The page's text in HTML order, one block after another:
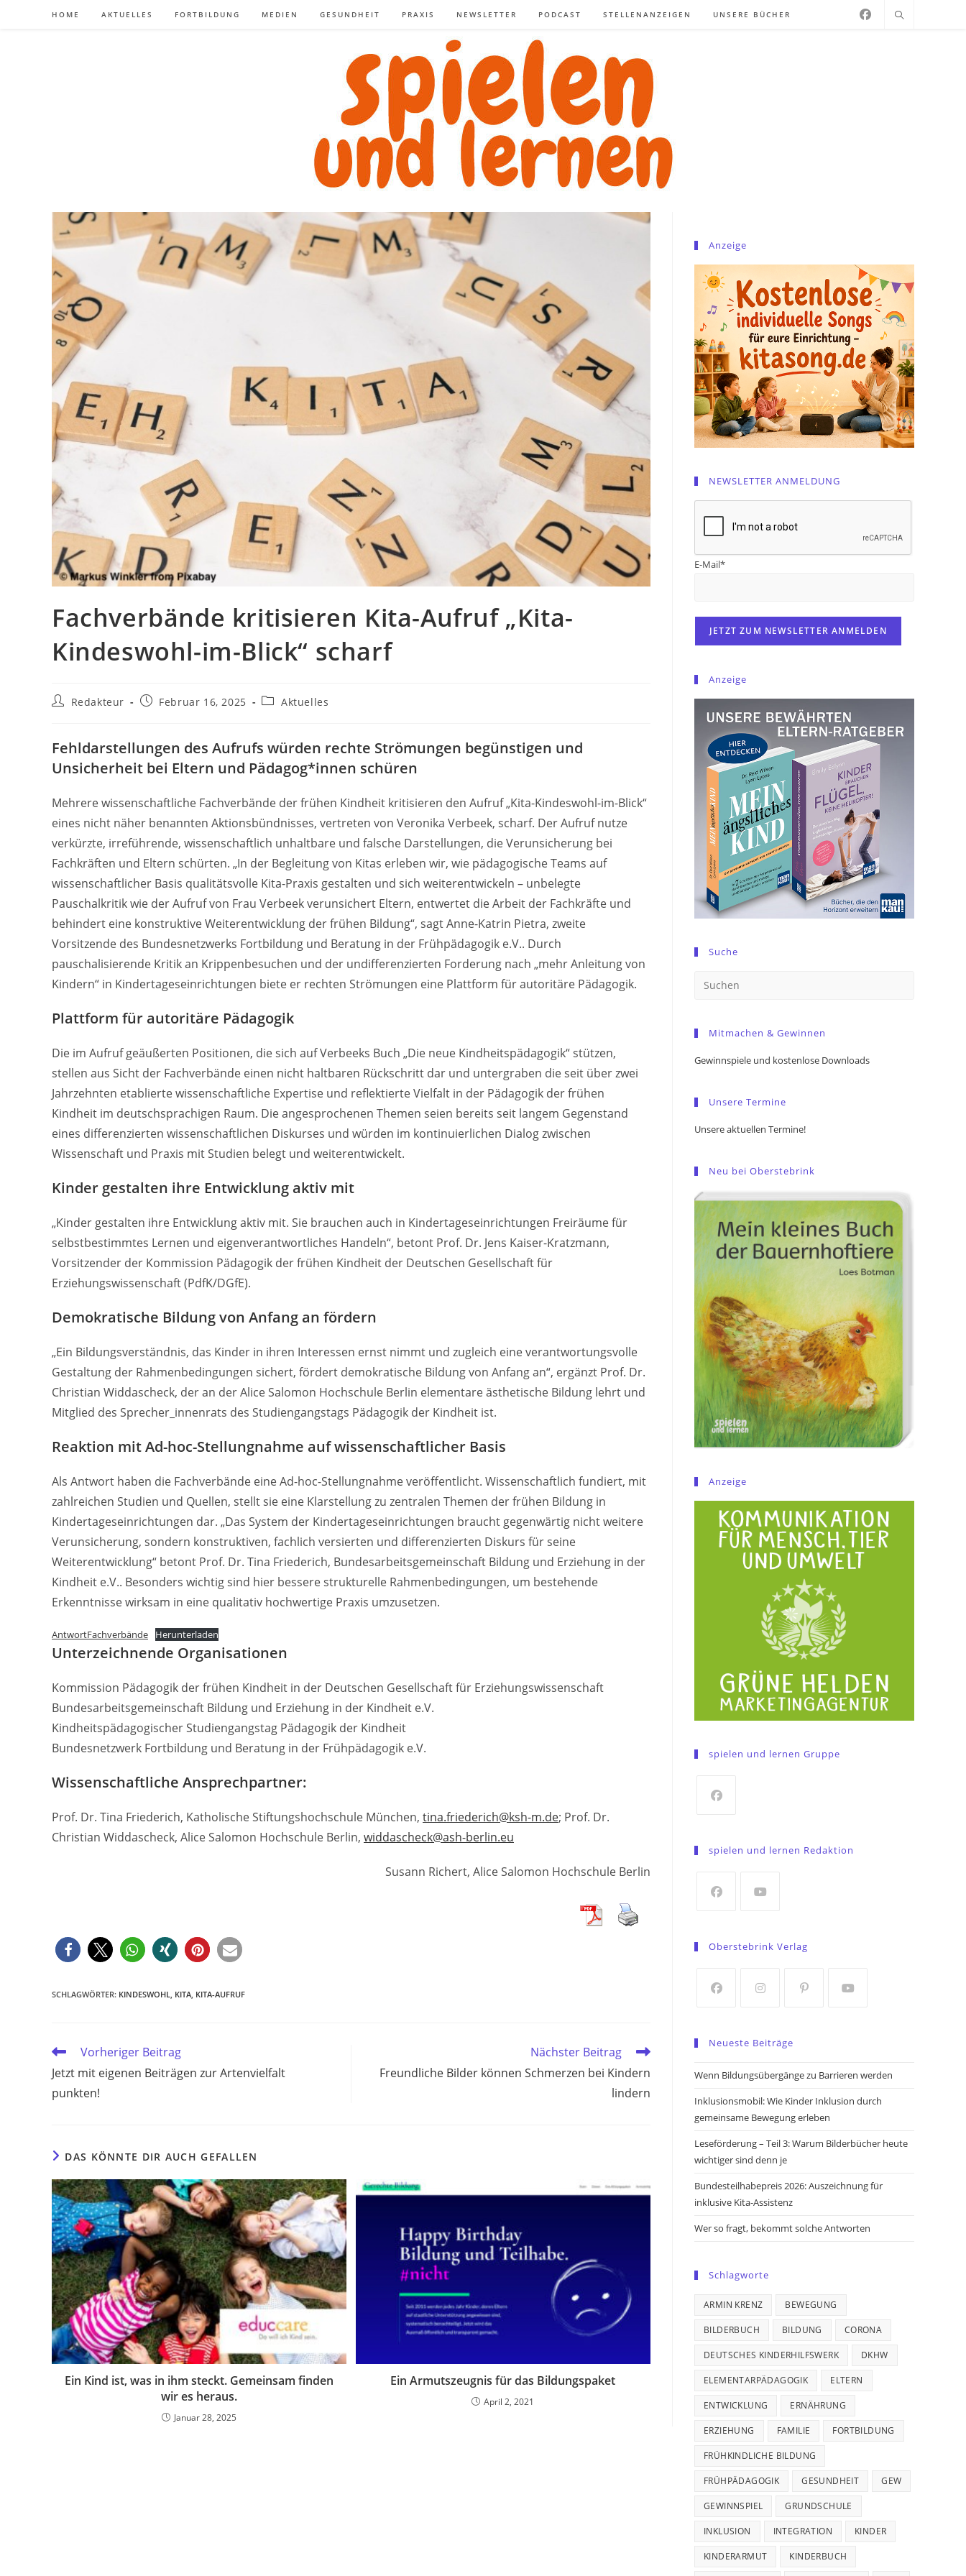
HOME AKTUELLES FORTBILDUNG MEDIEN GESUNDHEIT PRAXIS NEWSLETTER PODCAST STELLENANZEIGEN UNSERE BÜCHER
Fachverbände kritisieren Kita-Aufruf „Kita-
Kindeswohl-im-Blick“ scharf
Beitrags-
Redakteur
BeitragFebruar 16, 2025
Beitrags-
Aktuelles
Fehldarstellungen des Aufrufs würden rechte Strömungen begünstigen und
Unsicherheit bei Eltern und Pädagog*innen schüren
Mehrere wissenschaftliche Fachverbände der frühen Kindheit kritisieren den Aufruf „Kita-Kindeswohl-im-Blick“
eines nicht näher benannten Aktionsbündnisses, vertreten von Veronika Verbeek, scharf. Der Aufruf nutze
verkürzte, irreführende, wissenschaftlich unhaltbare und falsche Darstellungen, die Verunsicherung bei
Fachkräften und Eltern schürten. „In der Begleitung von Kitas erleben wir, wie pädagogische Teams auf
wissenschaftlicher Basis qualitätsvolle Kita-Praxis gestalten und sich weiterentwickeln – unbelegte
Pauschalkritik wie der Aufruf von Frau Verbeek verunsichert Eltern, entwertet die Arbeit der Fachkräfte und
behindert eine konstruktive Weiterentwicklung der frühen Bildung“, sagt Anne-Katrin Pietra, zweite
Vorsitzende des Bundesnetzwerks Fortbildung und Beratung in der Frühpädagogik e.V.. Durch
pauschalisierende Kritik an Krippenbesuchen und der undifferenzierten Forderung nach „mehr Anleitung von
Kindern“ in Kindertageseinrichtungen biete er rechten Strömungen eine Plattform für autoritäre Pädagogik.
Plattform für autoritäre Pädagogik
Die im Aufruf geäußerten Positionen, die sich auf Verbeeks Buch „Die neue Kindheitspädagogik“ stützen,
stellen aus Sicht der Fachverbände einen nicht haltbaren Rückschritt dar und untergraben die seit über zwei
Jahrzehnten etablierte wissenschaftliche Expertise und reflektierte Vielfalt in der Pädagogik der frühen
Kindheit im deutschsprachigen Raum. Die angesprochenen Themen seien bereits seit langem Gegenstand
eines differenzierten wissenschaftlichen Diskurses und würden im kontinuierlichen Dialog zwischen
Wissenschaft und Praxis mit Studien belegt und weiterentwickelt.
Kinder gestalten ihre Entwicklung aktiv mit
„Kinder gestalten ihre Entwicklung aktiv mit. Sie brauchen auch in Kindertageseinrichtungen Freiräume für
selbstbestimmtes Lernen und eigenverantwortliches Handeln“, betont Prof. Dr. Jens Kaiser-Kratzmann,
Vorsitzender der Kommission Pädagogik der frühen Kindheit der Deutschen Gesellschaft für
Erziehungswissenschaft (PdfK/DGfE).
Demokratische Bildung von Anfang an fördern
„Ein Bildungsverständnis, das Kinder in ihren Interessen ernst nimmt und zugleich eine verantwortungsvolle
Gestaltung der Rahmenbedingungen sichert, fördert demokratische Bildung von Anfang an“, ergänzt Prof. Dr.
Christian Widdascheck, der an der Alice Salomon Hochschule Berlin elementare ästhetische Bildung lehrt und
Mitglied des Sprecher_innenrats des Studiengangstags Pädagogik der Kindheit ist.
Reaktion mit Ad-hoc-Stellungnahme auf wissenschaftlicher Basis
Als Antwort haben die Fachverbände eine Ad-hoc-Stellungnahme veröffentlicht. Wissenschaftlich fundiert, mit
zahlreichen Studien und Quellen, stellt sie eine Klarstellung zu zentralen Themen der frühen Bildung in
Kindertageseinrichtungen dar. „Das System der Kindertageseinrichtungen braucht gegenwärtig nicht weitere
Verunsicherung, sondern konstruktiven, fachlich versierten und differenzierten Diskurs für seine
Weiterentwicklung“ betont Prof. Dr. Tina Friederich, Bundesarbeitsgemeinschaft Bildung und Erziehung in der
Kindheit e.V.. Besonders wichtig sind hier bessere strukturelle Rahmenbedingungen, um bestehende
Erkenntnisse wirksam in eine qualitativ hochwertige Praxis umzusetzen.
AntwortFachverbände Herunterladen
Unterzeichnende Organisationen
Kommission Pädagogik der frühen Kindheit in der Deutschen Gesellschaft für Erziehungswissenschaft
Bundesarbeitsgemeinschaft Bildung und Erziehung in der Kindheit e.V.
Kindheitspädagogischer Studiengangstag Pädagogik der Kindheit
Bundesnetzwerk Fortbildung und Beratung in der Frühpädagogik e.V.
Wissenschaftliche Ansprechpartner:
Prof. Dr. Tina Friederich, Katholische Stiftungshochschule München, tina.friederich@ksh-m.de; Prof. Dr.
Christian Widdascheck, Alice Salomon Hochschule Berlin, widdascheck@ash-berlin.eu
Susann Richert, Alice Salomon Hochschule Berlin
SCHLAGWÖRTER: KINDESWOHL KITA KITA-AUFRUF
Weitere
ansehen
Vorheriger Beitrag
Jetzt mit eigenen Beiträgen zur Artenvielfalt
punkten!
Nächster Beitrag
Freundliche Bilder können Schmerzen bei Kindern
lindern
DAS KÖNNTE DIR AUCH GEFALLEN
Ein Kind ist, was in ihm steckt. Gemeinsam finden
wir es heraus.
Januar 28, 2025
Ein Armutszeugnis für das Bildungspaket
April 2, 2021
Anzeige
NEWSLETTER ANMELDUNG
E-Mail*
Anzeige
Suche
Mitmachen & Gewinnen
Gewinnspiele und kostenlose Downloads
Unsere Termine
Unsere aktuellen Termine!
Neu bei Oberstebrink
Anzeige
spielen und lernen Gruppe
a
tab
spielen und lernen Redaktion
a
tab
Oberstebrink Verlag
a
new
a
new
new
Neueste Beiträge
Wenn Bildungsübergänge zu Barrieren werden
Inklusionsmobil: Wie Kinder Inklusion durch
gemeinsame Bewegung erleben
Leseförderung – Teil 3: Warum Bilderbücher heute
wichtiger sind denn je
Bundesteilhabepreis 2026: Auszeichnung für
inklusive Kita-Assistenz
Wer so fragt, bekommt solche Antworten
Schlagworte
ARMIN KRENZ BEWEGUNG
BILDERBUCH BILDUNG CORONA
DEUTSCHES KINDERHILFSWERK DKHW
ELEMENTARPÄDAGOGIK ELTERN
ENTWICKLUNG ERNÄHRUNG
ERZIEHUNG FAMILIE FORTBILDUNG
FRÜHKINDLICHE BILDUNG
FRÜHPÄDAGOGIK GESUNDHEIT GEW
GEWINNSPIEL GRUNDSCHULE
INKLUSION INTEGRATION KINDER
KINDERARMUT KINDERBUCH